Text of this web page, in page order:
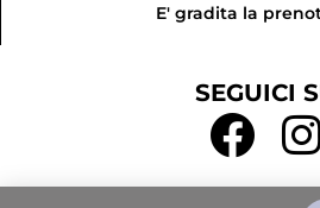
E' gradita la
SEGUICI